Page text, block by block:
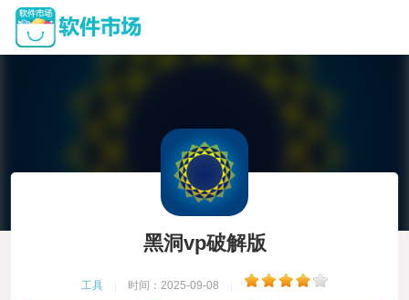
黑洞vp破解版
工具 时间：2025-09-08